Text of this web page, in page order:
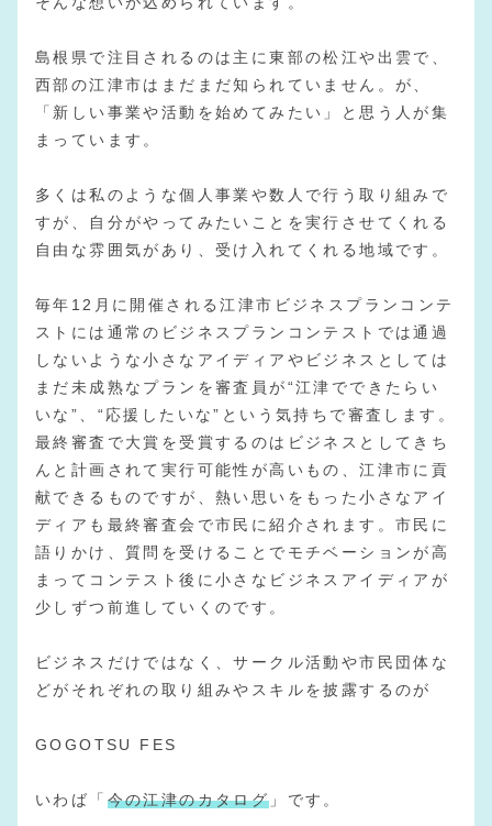
島根県で注目されるのは主に東部の松江や出雲で、
西部の江津市はまだまだ知られていません。が、
「新しい事業や活動を始めてみたい」と思う人が集
まっています。
多くは私のような個人事業や数人で行う取り組みで
すが、自分がやってみたいことを実行させてくれる
自由な雰囲気があり、受け入れてくれる地域です。
毎年12月に開催される江津市ビジネスプランコンテ
ストには通常のビジネスプランコンテストでは通過
しないような小さなアイディアやビジネスとしては
まだ未成熟なプランを審査員が“江津でできたらい
いな”、“応援したいな”という気持ちで審査します。
最終審査で大賞を受賞するのはビジネスとしてきち
んと計画されて実行可能性が高いもの、江津市に貢
献できるものですが、熱い思いをもった小さなアイ
ディアも最終審査会で市民に紹介されます。市民に
語りかけ、質問を受けることでモチベーションが高
まってコンテスト後に小さなビジネスアイディアが
少しずつ前進していくのです。
ビジネスだけではなく、サークル活動や市民団体な
どがそれぞれの取り組みやスキルを披露するのが
GOGOTSU FES
いわば「 今の江津のカタログ 」です。